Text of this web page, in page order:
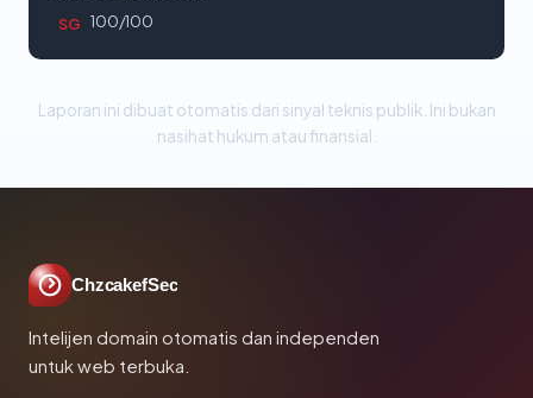
SG 100/100
Laporan ini dibuat otomatis dari sinyal teknis publik. Ini bukan
nasihat hukum atau finansial.
ChzcakefSec
Intelijen domain otomatis dan independen
untuk web terbuka.